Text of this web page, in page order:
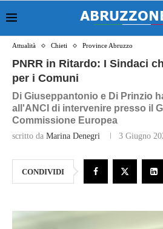
Attualità Chieti Province Abruzzo
PNRR in Ritardo: I Sindaci
per i Comuni
Di Giuseppantonio e Di Prinzio
all'ANCI di intervenire presso il
Commissione Europea
scritto da Marina Denegri 3 Giugno
CONDIVIDI